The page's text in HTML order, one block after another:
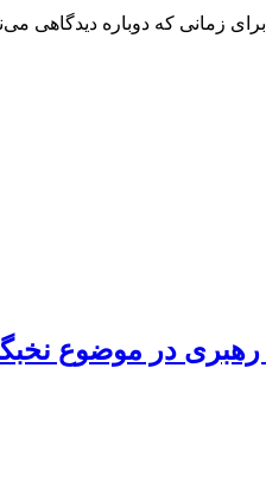
زمانی که دوباره دیدگاهی
رهبری در موضوع